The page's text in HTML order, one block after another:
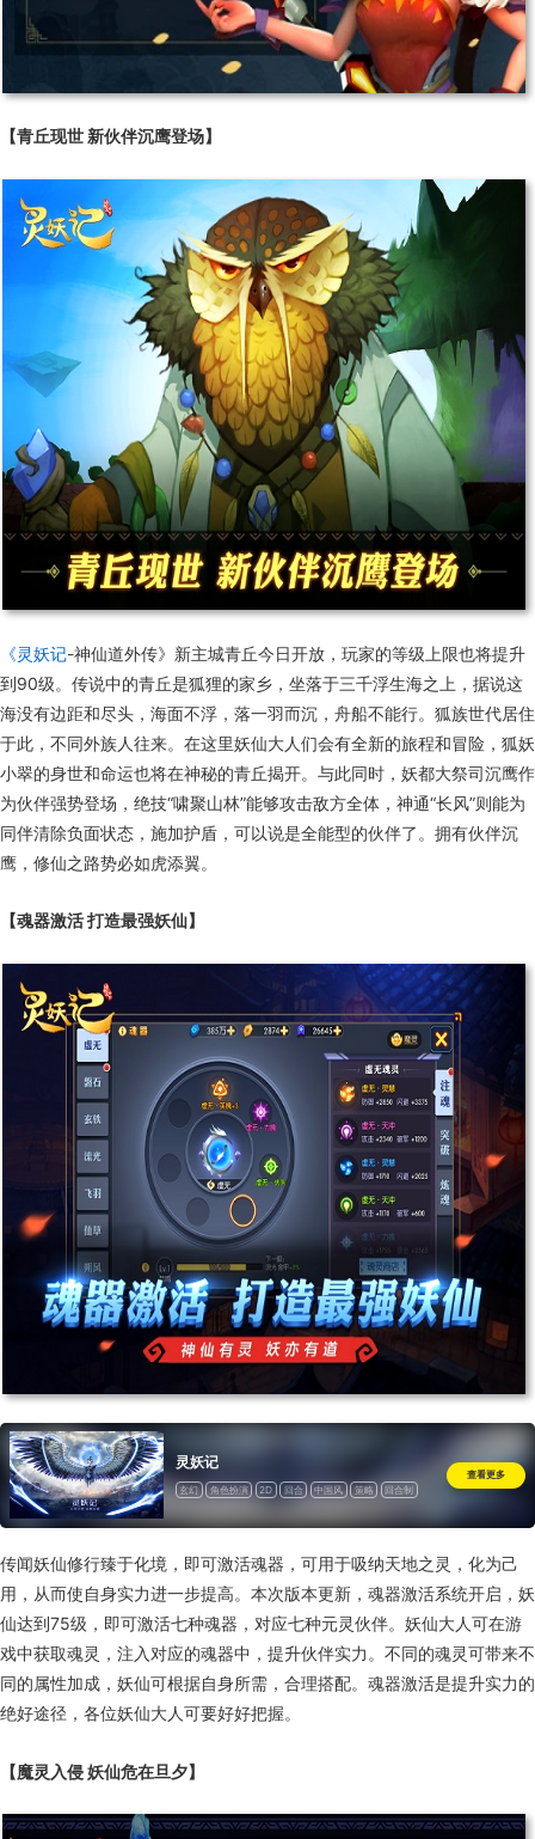
【青丘现世 新伙伴沉鹰登场】
《灵妖记-神仙道外传》新主城青丘今日开放，玩家的等级上限也将提升
到90级。传说中的青丘是狐狸的家乡，坐落于三千浮生海之上，据说这
海没有边距和尽头，海面不浮，落一羽而沉，舟船不能行。狐族世代居住
于此，不同外族人往来。在这里妖仙大人们会有全新的旅程和冒险，狐妖
小翠的身世和命运也将在神秘的青丘揭开。与此同时，妖都大祭司沉鹰作
为伙伴强势登场，绝技“啸聚山林”能够攻击敌方全体，神通“长风”则能为
同伴清除负面状态，施加护盾，可以说是全能型的伙伴了。拥有伙伴沉
鹰，修仙之路势必如虎添翼。
【魂器激活 打造最强妖仙】
灵妖记
玄幻 角色扮演 2D 回合 中国风 策略 回合制
查看更多
传闻妖仙修行臻于化境，即可激活魂器，可用于吸纳天地之灵，化为己
用，从而使自身实力进一步提高。本次版本更新，魂器激活系统开启，妖
仙达到75级，即可激活七种魂器，对应七种元灵伙伴。妖仙大人可在游
戏中获取魂灵，注入对应的魂器中，提升伙伴实力。不同的魂灵可带来不
同的属性加成，妖仙可根据自身所需，合理搭配。魂器激活是提升实力的
绝好途径，各位妖仙大人可要好好把握。
【魔灵入侵 妖仙危在旦夕】